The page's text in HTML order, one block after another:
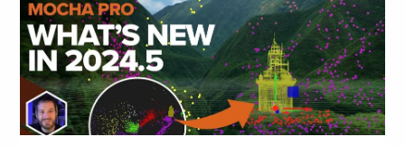
到视频素材上。您可以根据需要调整特效的参数，
例如颜色、透明度、大小等，实时预览效果。
步骤六：使用运动跟踪
Boris Continuum插件还提供了强大的运动跟踪功
能，使得特效与视频中的运动物体保持同步。在应
用特效效果后，点击特效面板中的"Track"按钮，然